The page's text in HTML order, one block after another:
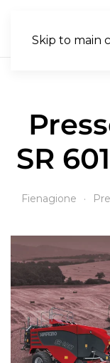
Skip to main
SR
Fienagione